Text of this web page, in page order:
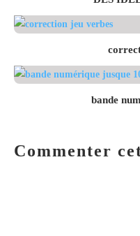
bande
Commenter